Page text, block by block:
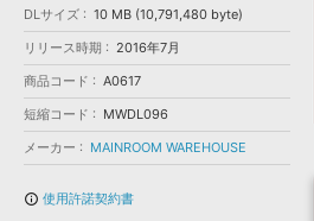
DAW »
効果音 »
BGM »
SONICWIREブログ »
FAQ »
お問い合わせ »
ランキング
DLサイズ
10 MB (10,791,480 byte)
リリース時期
2016年7月
商品コード
A0617
短縮コード
MWDL096
メーカー
MAINROOM WAREHOUSE
info_outline 使用許諾契約書